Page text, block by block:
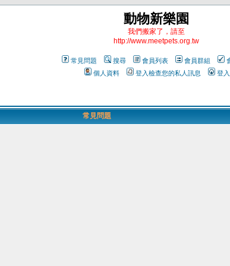
動物新樂園
我們搬家了，請至
http://www.meetpets.org.tw
常見問題 搜尋 會員列表 會員群組
個人資料
登入檢查您的私人訊息 登入
常見問題